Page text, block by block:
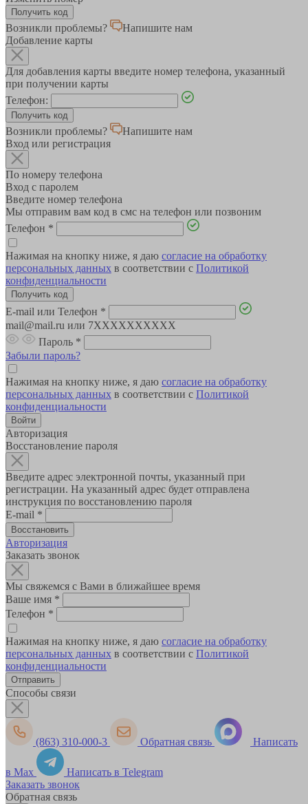
Возникли проблемы?
Напишите нам
Добавление карты
Для добавления карты введите номер телефона, указанный
при получении карты
Телефон:
Возникли проблемы?
Напишите нам
Вход или регистрация
По номеру телефона
Вход с паролем
Введите номер телефона
Мы отправим вам код в смс на телефон или позвоним
Телефон *
Нажимая на кнопку ниже, я даю согласие на обработку
персональных данных в соответствии с Политикой
конфиденциальности
E-mail или Телефон *
mail@mail.ru или 7XXXXXXXXXX
Пароль *
Забыли пароль?
Нажимая на кнопку ниже, я даю согласие на обработку
персональных данных в соответствии с Политикой
конфиденциальности
Авторизация
Восстановление пароля
Введите адрес электронной почты, указанный при
регистрации. На указанный адрес будет отправлена
инструкция по восстановлению пароля
E-mail *
Авторизация
Заказать звонок
Мы свяжемся с Вами в ближайшее время
Ваше имя *
Телефон *
Нажимая на кнопку ниже, я даю согласие на обработку
персональных данных в соответствии с Политикой
конфиденциальности
Способы связи
(863) 310-000-3 Обратная связь Написать
в Max
Написать в Telegram
Заказать звонок
Обратная связь